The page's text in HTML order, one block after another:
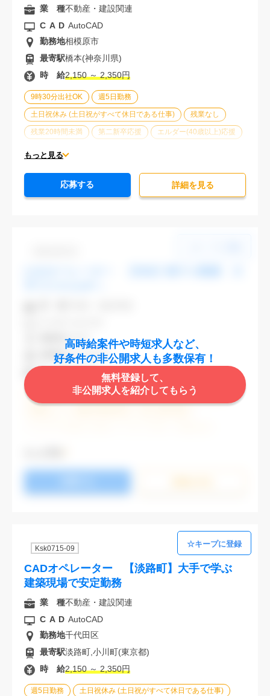
9時30分出社OK 週5日勤務
土日祝休み (土日祝がすべて休日である仕事) 残業なし
残業20時間未満 第二新卒応援 エルダー(40歳以上)応援
ブランクOK
派遣スタッフ活躍中
もっと見る
業 種不動産・建設関連
CAD AutoCAD
勤務地相模原市
最寄駅橋本(神奈川県)
時 給2,150 ～ 2,350円
応募する 詳細を⾒る
高時給案件や時短求人など、
好条件の非公開求人も多数保有！
無料登録して、
非公開求人を紹介してもらう
土日祝休み (土日祝がすべて休日である仕事)
勤務地渋谷区
最寄駅渋谷,表参道
Ksk0715-09
CADオペレーター 【淡路町】大手で学ぶ
建築現場で安定勤務
週5日勤務 土日祝休み (土日祝がすべて休日である仕事)
業 種不動産・建設関連
CAD AutoCAD
勤務地千代田区
最寄駅淡路町,小川町(東京都)
時 給2,150 ～ 2,350円